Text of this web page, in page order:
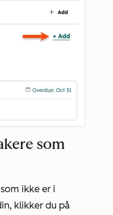
som
ikke er i
klikker du på